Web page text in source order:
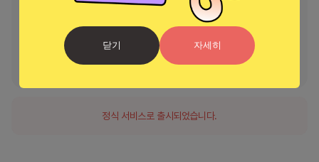
닫기 자세히
신앙에 대한 이해와 연결을 심화시키는 데 도움이 됩니다.
오늘 mp3 Quran Pro를 다운로드하고 전체 꾸란 mp3 오프라인인
Rahman 또는 Abdul Basit 암송자를 들어보세요. 꾸란 마지드와 연결
되어 전 세계 수백만 명의 무슬림과 함께 하세요.
정식 서비스로 출시되었습니다.